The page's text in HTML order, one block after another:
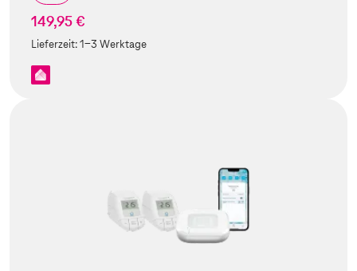
149,95 €
Lieferzeit:1-3 Werktage